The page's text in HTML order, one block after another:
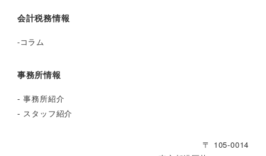
会計税務情報
-コラム
事務所情報
-事務所紹介
- スタッフ紹介
〒 105-0014